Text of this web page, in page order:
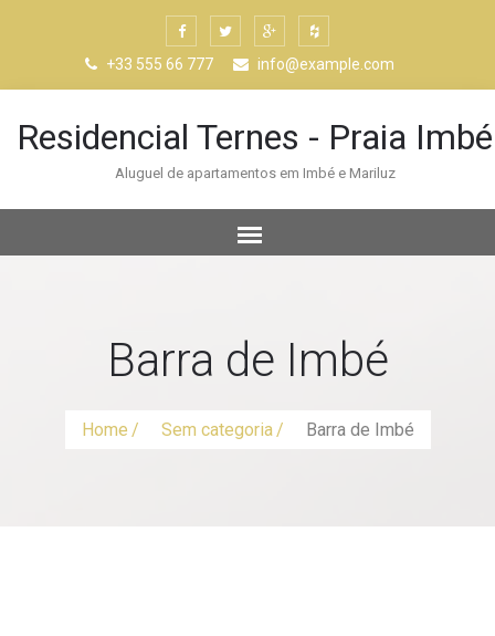
+33 555 66 777 info@example.com
Residencial Ternes - Praia Imbé
Aluguel de apartamentos em Imbé e Mariluz
Barra de Imbé
Home Sem categoria Barra de Imbé